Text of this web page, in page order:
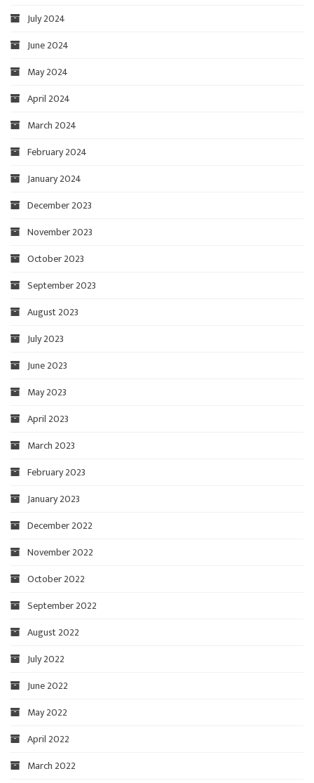
July 2024
June 2024
May 2024
April 2024
March 2024
February 2024
January 2024
December 2023
November 2023
October 2023
September 2023
August 2023
July 2023
June 2023
May 2023
April 2023
March 2023
February 2023
January 2023
December 2022
November 2022
October 2022
September 2022
August 2022
July 2022
June 2022
May 2022
April 2022
March 2022